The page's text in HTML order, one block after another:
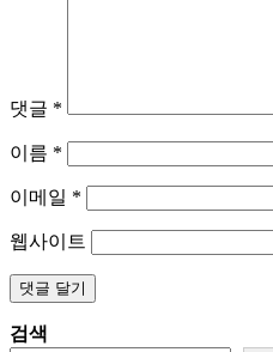
댓글 *
이름 *
이메일 *
웹사이트
검색